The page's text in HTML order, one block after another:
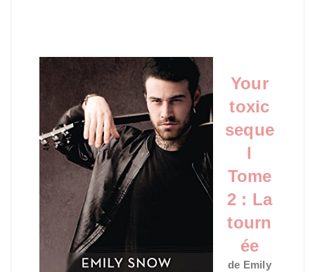
Your
toxic
seque
l
Tome
2 : La
tourn
ée
de Emily